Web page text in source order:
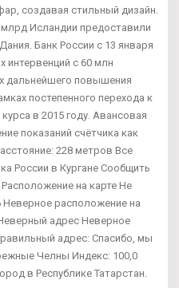
создавая стильный дизайн.
Исландии предоставили
Банк России с 13 января
интервенций с 60 млн
дальнейшего повышения
постепенного перехода к
в 2015 году. Авансовая
показаний счётчика как
228 метров Все
России в Кургане Сообщить
на карте Не
Неверное расположение на
адрес Неверное
адрес: Спасибо, мы
Челны Индекс: 100,0
в Республике Татарстан.